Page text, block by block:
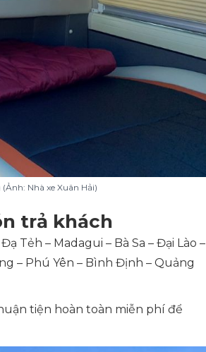
Nhà xe Xuân Hải)
trả khách
Tẻh – Madagui – Bà Sa – Đại Lào –
– Phú Yên – Bình Định – Quảng
tiện hoàn toàn miễn phí để